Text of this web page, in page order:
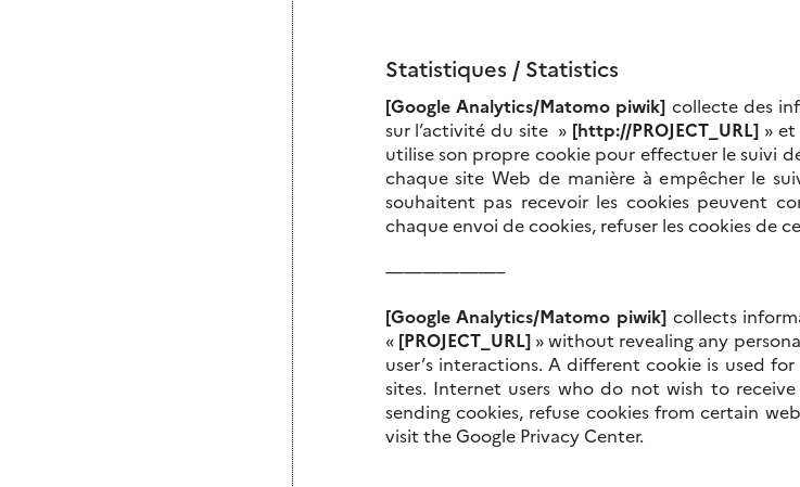
Statistiques / Statistics
[Google Analytics/Matomo piwik] collecte des
sur l’activité du site » [http://PROJECT_URL] »
utilise son propre cookie pour effectuer le suivi
chaque site Web de manière à empêcher le
souhaitent pas recevoir les cookies peuvent
chaque envoi de cookies, refuser les cookies de
——————–
[Google Analytics/Matomo piwik]collects
« [PROJECT_URL]» without revealing any
user’s interactions. A different cookie is used
sites. Internet users who do not wish to
sending cookies, refuse cookies from certain
visit the Google Privacy Center.